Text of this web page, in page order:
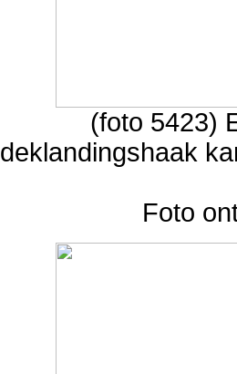
(foto 5423)
deklandingshaak
Foto